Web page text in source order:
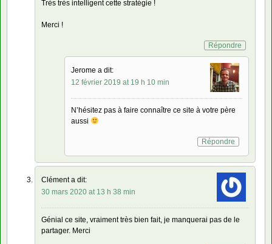
Très très intelligent cette stratégie !
Merci !
Répondre
Jerome a dit:
12 février 2019 at 19 h 10 min
N’hésitez pas à faire connaître ce site à votre père
aussi
Répondre
Clément a dit:
30 mars 2020 at 13 h 38 min
Génial ce site, vraiment très bien fait, je manquerai pas de le
partager. Merci